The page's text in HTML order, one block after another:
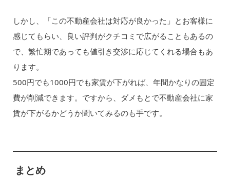
しかし、「この不動産会社は対応が良かった」とお客様に
感じてもらい、良い評判がクチコミで広がることもあるの
で、繁忙期であっても値引き交渉に応じてくれる場合もあ
ります。
500円でも1000円でも家賃が下がれば、年間かなりの固定
費が削減できます。ですから、ダメもとで不動産会社に家
賃が下がるかどうか聞いてみるのも手です。
まとめ